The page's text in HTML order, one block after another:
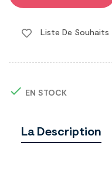
Liste De Souhaits
 EN STOCK
La Description